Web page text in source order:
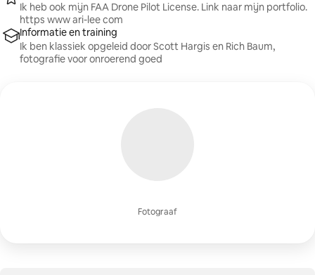
Fotograaf
Ik heb ook mijn FAA Drone Pilot License. Link naar mijn portfolio.
https www ari-lee com
Informatie en training
Ik ben klassiek opgeleid door Scott Hargis en Rich Baum,
fotografie voor onroerend goed